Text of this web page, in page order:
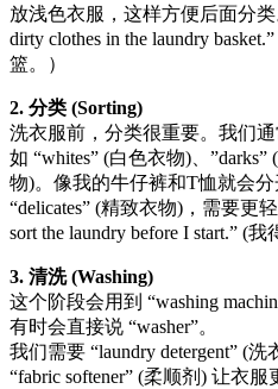
放浅色衣服，这样方便后面分类
dirty clothes in the laundry
篮。）
2. 分类 (Sorting)
洗衣服前，分类很重要。我们
如 “whites” (白色衣物)、
物)。像我的牛仔裤和T恤就会
“delicates” (精致衣物)，需要更
sort the laundry before I start.” (
3. 清洗 (Washing)
这个阶段会用到 “washing
有时会直接说 “washer”。
我们需要 “laundry detergent” (
“fabric softener” (柔顺剂) 让衣